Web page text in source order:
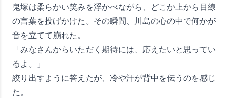
鬼塚は柔らかい笑みを浮かべながら、どこか上から目線
の言葉を投げかけた。その瞬間、川島の心の中で何かが
音を立てて崩れた。
「みなさんからいただく期待には、応えたいと思ってい
るよ。」
絞り出すように答えたが、冷や汗が背中を伝うのを感じ
た。